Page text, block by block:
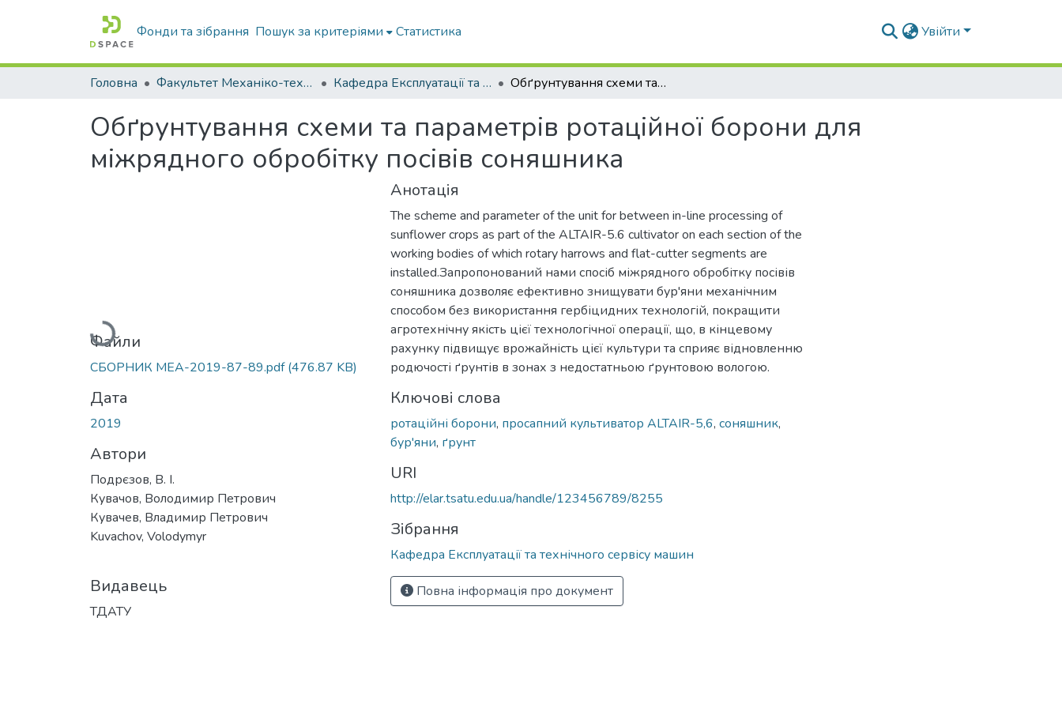
Фонди та зібрання Пошук за критеріями Статистика Увійти
Головна Факультет Механіко-технологічний Кафедра Експлуатації та технічного сервісу машин Обґрунтування схеми та параметрів ротаційної борони для міжрядного обробітку посівів соняшника
Обґрунтування схеми та параметрів ротаційної борони для
міжрядного обробітку посівів соняшника
Вантажиться...
Файли
СБОРНИК МЕА-2019-87-89.pdf(476.87 KB)
Дата
2019
Автори
Подрєзов, В. І.
Кувачов, Володимир Петрович
Кувачев, Владимир Петрович
Kuvachov, Volodymyr
Видавець
ТДАТУ
Анотація
The scheme and parameter of the unit for between in-line processing of
sunflower crops as part of the ALTAIR-5.6 cultivator on each section of the
working bodies of which rotary harrows and flat-cutter segments are
installed.Запропонований нами спосіб міжрядного обробітку посівів
соняшника дозволяє ефективно знищувати бур'яни механічним
способом без використання гербіцидних технологій, покращити
агротехнічну якість цієї технологічної операції, що, в кінцевому
рахунку підвищує врожайність цієї культури та сприяє відновленню
родючості ґрунтів в зонах з недостатньою ґрунтовою вологою.
Ключові слова
ротаційні борони, просапний культиватор ALTAIR-5,6, соняшник,
бур'яни, ґрунт
URI
http://elar.tsatu.edu.ua/handle/123456789/8255
Зібрання
Кафедра Експлуатації та технічного сервісу машин
Повна інформація про документ